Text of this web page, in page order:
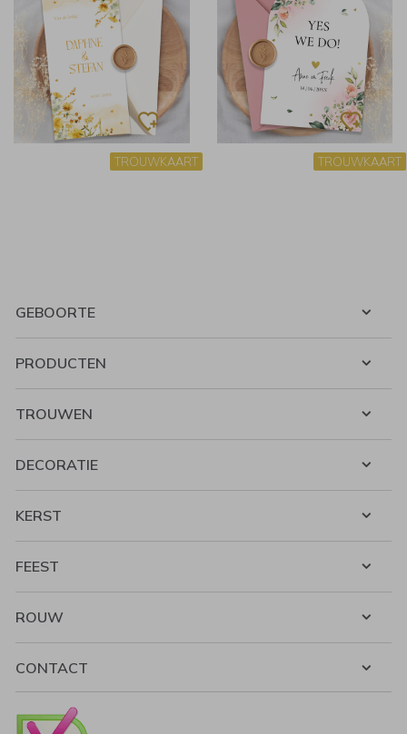
TROUWKAART TROUWKAART
GEBOORTE
PRODUCTEN
TROUWEN
DECORATIE
KERST
FEEST
ROUW
CONTACT